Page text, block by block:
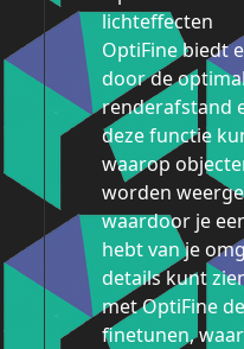
lichteffecten
OptiFine biedt
door de
renderafstand
deze functie
waarop
worden
waardoor je
hebt van je
details kunt
met OptiFine
finetunen,